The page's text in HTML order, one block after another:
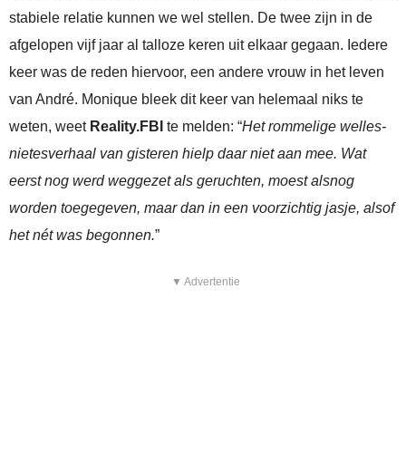
stabiele relatie kunnen we wel stellen. De twee zijn in de
afgelopen vijf jaar al talloze keren uit elkaar gegaan. Iedere
keer was de reden hiervoor, een andere vrouw in het leven
van André. Monique bleek dit keer van helemaal niks te
weten, weet Reality.FBI te melden: “Het rommelige welles-
nietesverhaal van gisteren hielp daar niet aan mee. Wat
eerst nog werd weggezet als geruchten, moest alsnog
worden toegegeven, maar dan in een voorzichtig jasje, alsof
het nét was begonnen.”
▼ Advertentie